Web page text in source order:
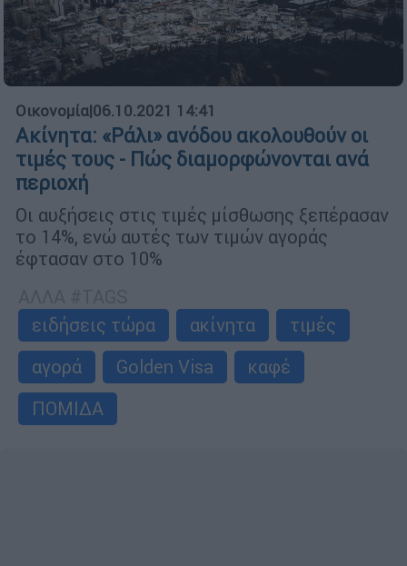
Οικονομία|06.10.2021 14:41
Ακίνητα: «Ράλι» ανόδου ακολουθούν οι
τιμές τους - Πώς διαμορφώνονται ανά
περιοχή
Οι αυξήσεις στις τιμές μίσθωσης ξεπέρασαν
το 14%, ενώ αυτές των τιμών αγοράς
έφτασαν στο 10%
ειδήσεις τώρα
ακίνητα
τιμές
αγορά
Golden Visa
καφέ
ΠΟΜΙΔΑ